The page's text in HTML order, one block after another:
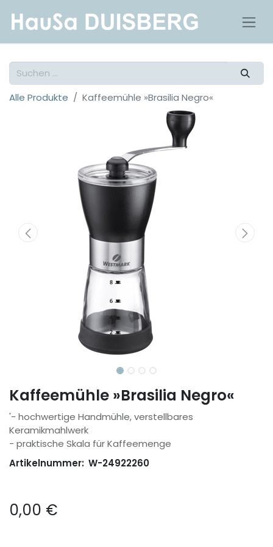
Alle Produkte Kaffeemühle »Brasilia Negro«
Kaffeemühle »Brasilia Negro«
'- hochwertige Handmühle, verstellbares
Keramikmahlwerk
- praktische Skala für Kaffeemenge
Artikelnummer: W-24922260
0,00 €